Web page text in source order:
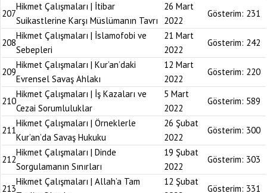
207
Hikmet Çalışmaları | İtibar
Suikastlerine Karşı Müslümanın Tavrı
26 Mart
2022
Gösterim: 231
208
Hikmet Çalışmaları | İslamofobi ve
Sebepleri
21 Mart
2022
Gösterim: 242
209
Hikmet Çalışmaları | Kur’an’daki
Evrensel Savaş Ahlakı
12 Mart
2022
Gösterim: 220
210
Hikmet Çalışmaları | İş Kazaları ve
Cezai Sorumluluklar
5 Mart
2022
Gösterim: 589
211
Hikmet Çalışmaları | Örneklerle
Kur’an’da Savaş Hukuku
26 Şubat
2022
Gösterim: 300
212
Hikmet Çalışmaları | Dinde
Sorgulamanın Sınırları
19 Şubat
2022
Gösterim: 303
213
Hikmet Çalışmaları | Allah’a Tam
12 Şubat
Gösterim: 331